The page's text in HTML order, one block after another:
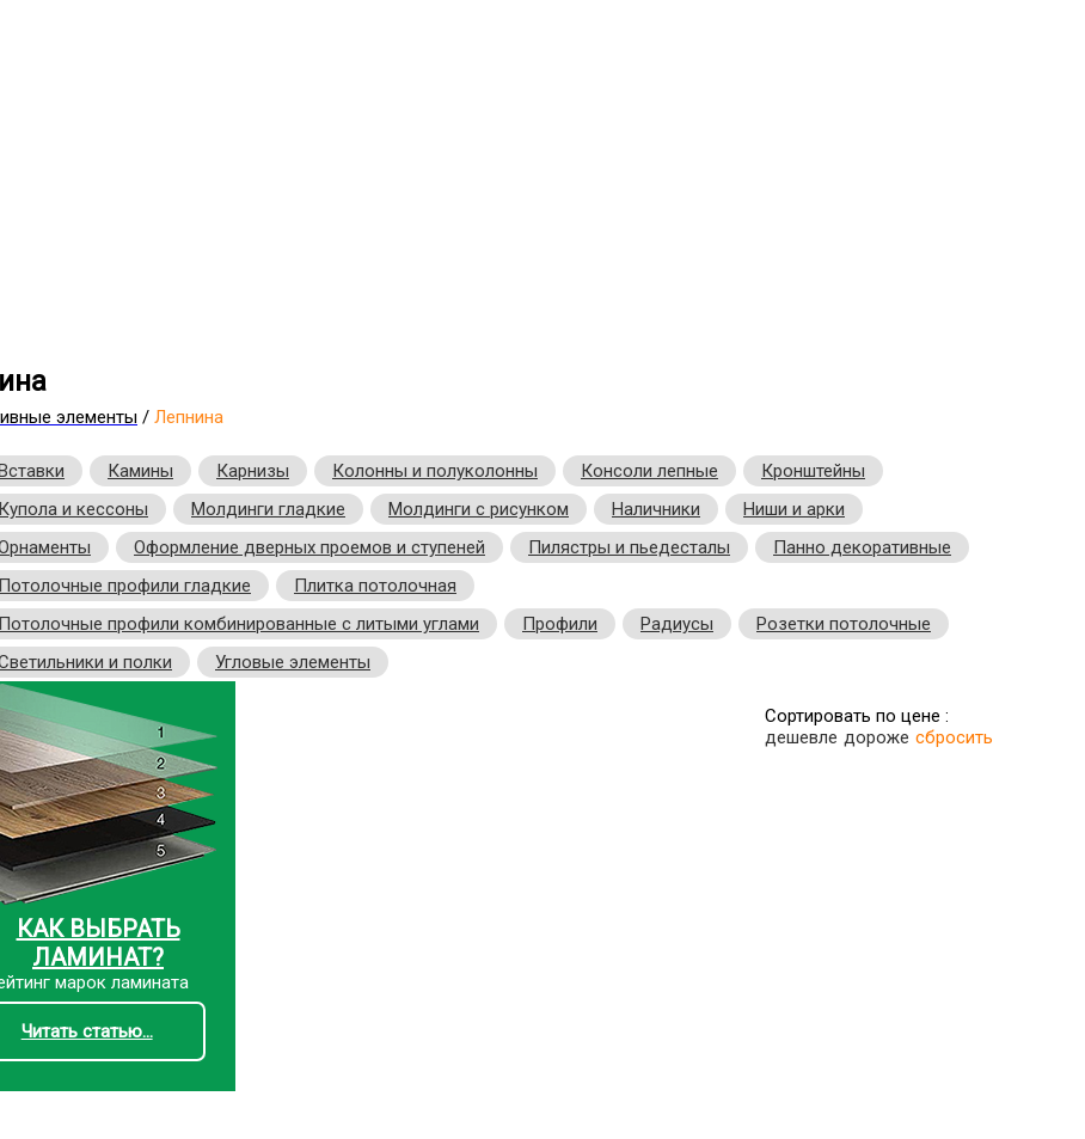
элементы / Лепнина
Камины Карнизы Колонны и полуколонны Консоли лепные
Кронштейны
Купола и кессоны
Молдинги гладкие Молдинги с рисунком Наличники
Ниши и арки
Оформление дверных проемов и ступеней Пилястры и пьедесталы
Панно декоративные
Потолочные профили гладкие
Плитка потолочная
Потолочные профили комбинированные с литыми углами
Профили Радиусы
Розетки потолочные
и полки
Угловые элементы
Сортировать по цене :
дешевле дороже сбросить
КАК ВЫБРАТЬ
ЛАМИНАТ?
марок ламината
Читать статью...